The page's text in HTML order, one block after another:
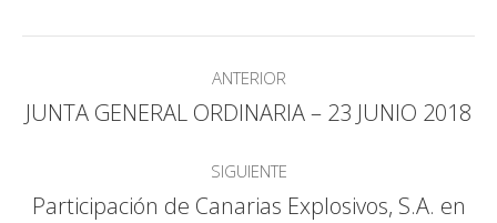
Navegación
entre
publicaciones
ANTERIOR
Publicación
JUNTA GENERAL ORDINARIA – 23 JUNIO 2018
SIGUIENTE
Participación de Canarias Explosivos, S.A. en